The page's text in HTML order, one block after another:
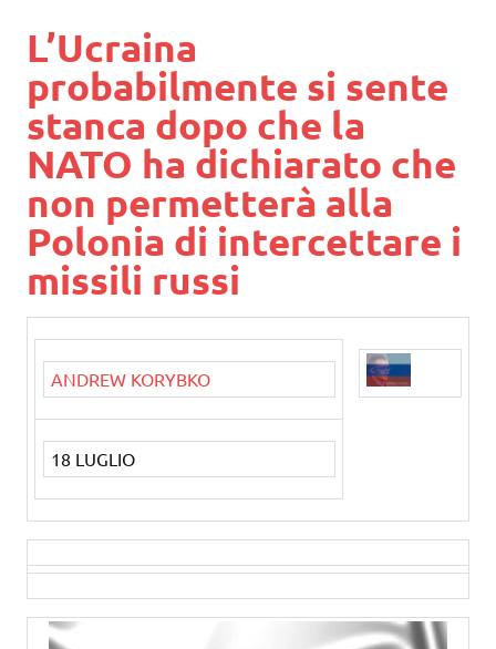
L’Ucraina
probabilmente si sente
stanca dopo che la
NATO ha dichiarato che
non permetterà alla
Polonia di intercettare i
missili russi
ANDREW KORYBKO
18 LUGLIO